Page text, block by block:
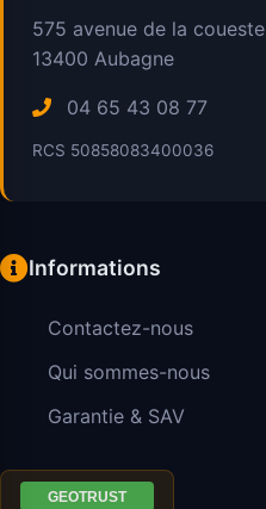
575 avenue de la coueste
13400 Aubagne
04 65 43 08 77
RCS 50858083400036
Informations
Contactez-nous
Qui sommes-nous
Garantie & SAV